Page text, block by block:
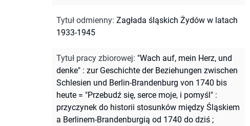
Tytuł odmienny: Zagłada śląskich Żydów w latach
1933-1945
Tytuł pracy zbiorowej: "Wach auf, mein Herz, und
denke" : zur Geschichte der Beziehungen zwischen
Schlesien und Berlin-Brandenburg von 1740 bis
heute = "Przebudź się, serce moje, i pomyśl" :
przyczynek do historii stosunków między Śląskiem
a Berlinem-Brandenburgią od 1740 do dziś ;